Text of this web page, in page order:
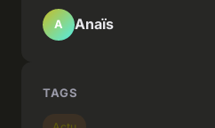
A Anaïs
TAGS